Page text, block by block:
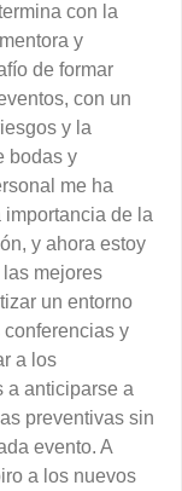
con la
y
de formar
con un
y la
bodas y
me ha
importancia de la
y ahora estoy
mejores
un entorno
y
a los
a anticiparse a
preventivas sin
evento. A
a los nuevos